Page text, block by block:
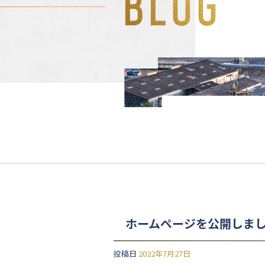
ホームページを公開しま
投稿日 2022年7月27日